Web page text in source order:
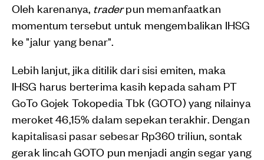
Oleh karenanya, traderpun memanfaatkan
momentum tersebut untuk mengembalikan IHSG
ke "jalur yang benar".
Lebih lanjut, jika ditilik dari sisi emiten, maka
IHSG harus berterima kasih kepada saham PT
GoTo Gojek Tokopedia Tbk (GOTO) yang nilainya
meroket 46,15% dalam sepekan terakhir. Dengan
kapitalisasi pasar sebesar Rp360 triliun, sontak
gerak lincah GOTO pun menjadi angin segar yang